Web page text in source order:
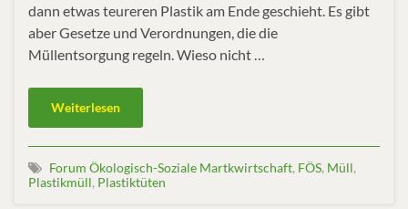
dann etwas teureren Plastik am Ende geschieht. Es gibt
aber Gesetze und Verordnungen, die die
Müllentsorgung regeln. Wieso nicht …
Weiterlesen
Forum Ökologisch-Soziale Martkwirtschaft, FÖS, Müll,
Plastikmüll, Plastiktüten